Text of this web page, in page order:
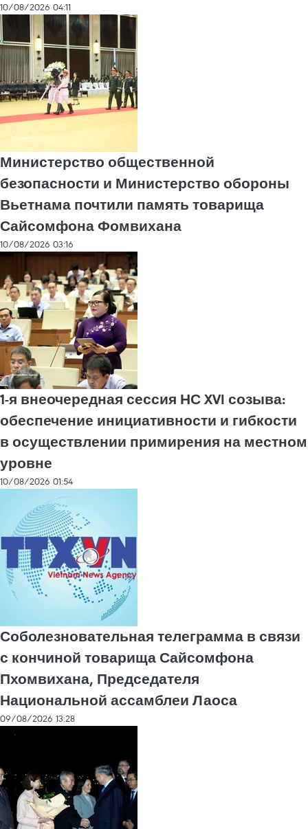
10/08/2026 04:11
Министерство общественной
безопасности и Министерство обороны
Вьетнама почтили память товарища
Сайсомфона Фомвихана
10/08/2026 03:16
1-я внеочередная сессия НС XVI созыва:
обеспечение инициативности и гибкости
в осуществлении примирения на местном
уровне
10/08/2026 01:54
Соболезновательная телеграмма в связи
с кончиной товарища Сайсомфона
Пхомвихана, Председателя
Национальной ассамблеи Лаоса
09/08/2026 13:28